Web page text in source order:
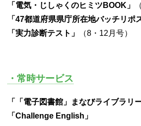
「電気・じしゃくのヒミツBOOK」
「47都道府県県庁所在地バッチリポ
「実力診断テスト」
（8・12月号）
・常時サービス
「「電子図書館」まなびライブラリー
「Challenge English」